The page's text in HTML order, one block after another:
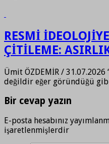
RESMİ
ÇİTİLEME:
Ümit ÖZDEMİR /
değildir eğer göründüğü
Bir cevap yazın
E-posta hesabınız
işaretlenmişlerdir